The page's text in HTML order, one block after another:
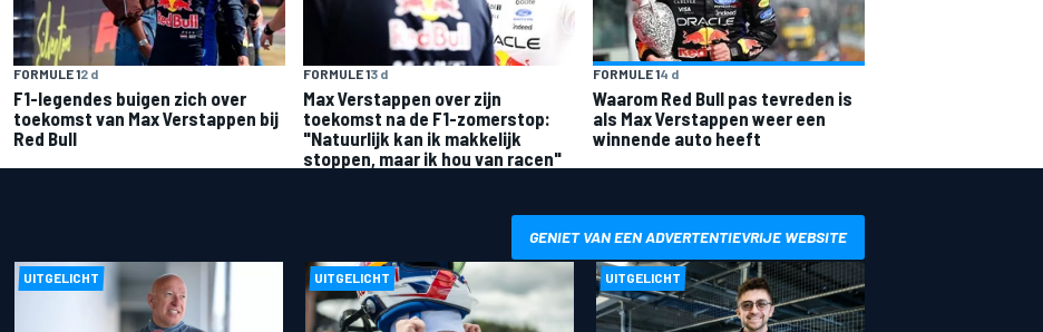
FORMULE 12 d
F1-legendes buigen zich over
toekomst van Max Verstappen bij
Red Bull
FORMULE 13 d
Max Verstappen over zijn
toekomst na de F1-zomerstop:
"Natuurlijk kan ik makkelijk
stoppen, maar ik hou van racen"
FORMULE 14 d
Waarom Red Bull pas tevreden is
als Max Verstappen weer een
winnende auto heeft
GENIET VAN EEN ADVERTENTIEVRIJE WEBSITE
UITGELICHT UITGELICHT UITGELICHT